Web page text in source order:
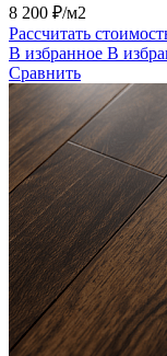
8 200 ₽/м2
Рассчитать
В избранное В
Сравнить